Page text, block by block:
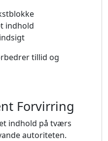
indhold
tillid og
Forvirring
indhold på tværs
autoriteten.